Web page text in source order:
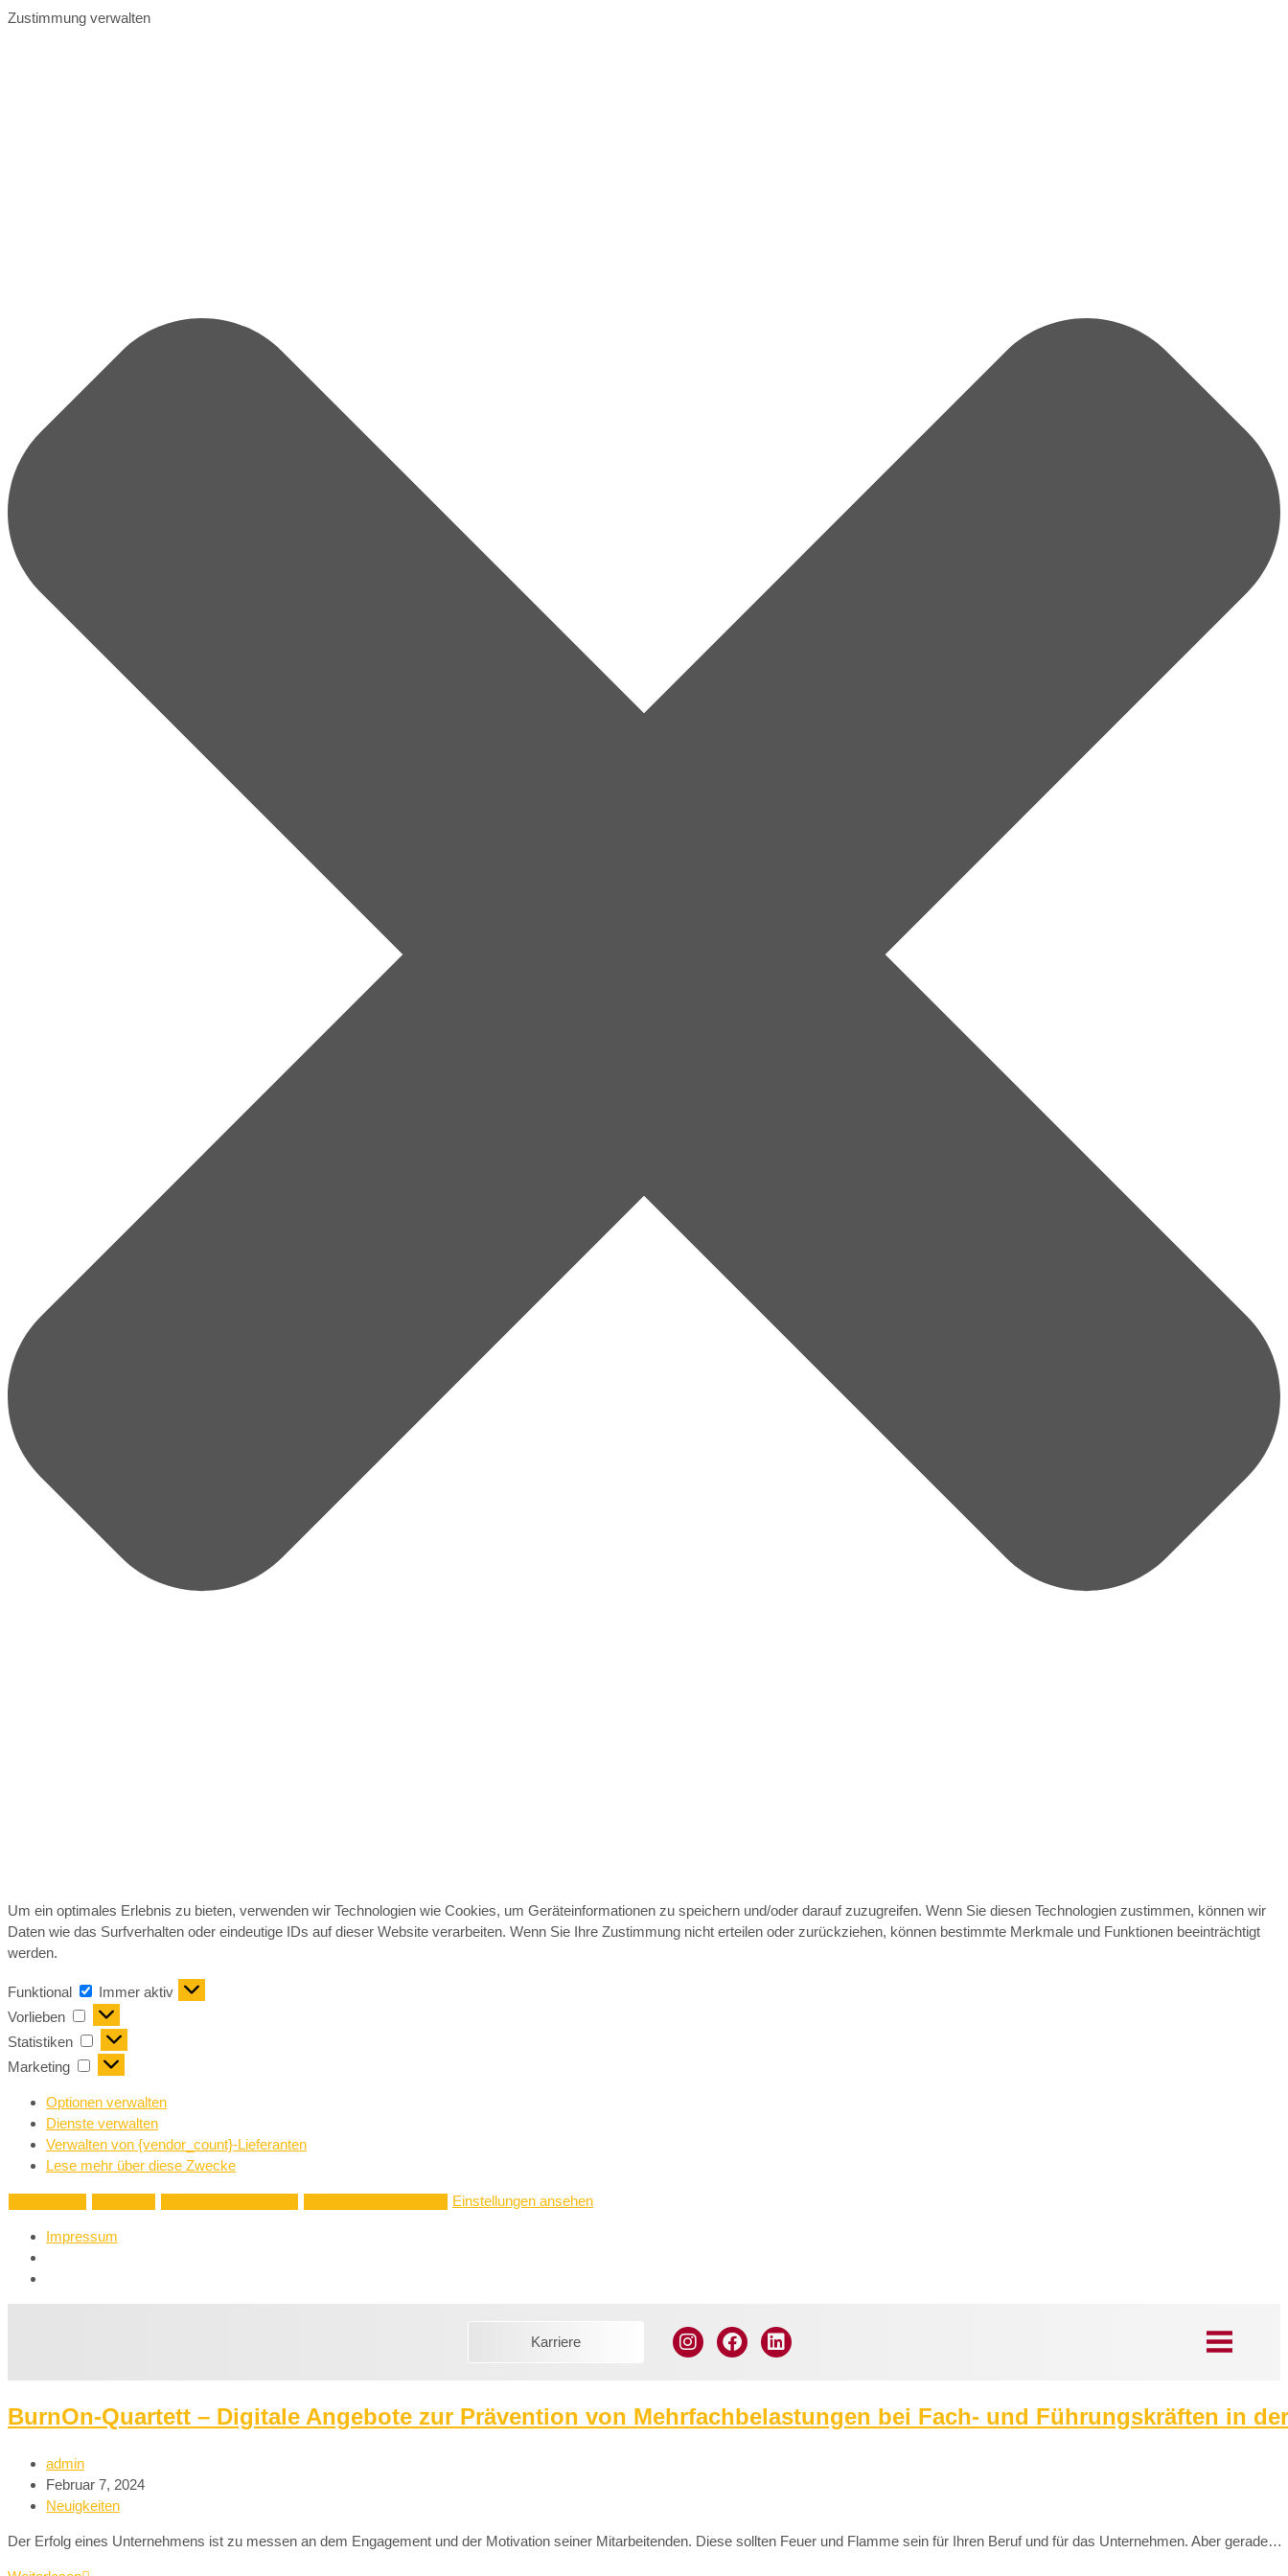
Zustimmung verwalten
Um ein optimales Erlebnis zu bieten, verwenden wir Technologien wie Cookies, um Geräteinformationen zu speichern und/oder darauf zuzugreifen. Wenn Sie diesen Technologien zustimmen, können wir
Daten wie das Surfverhalten oder eindeutige IDs auf dieser Website verarbeiten. Wenn Sie Ihre Zustimmung nicht erteilen oder zurückziehen, können bestimmte Merkmale und Funktionen beeinträchtigt
werden.
Funktional
Immer aktiv
Vorlieben
Statistiken
Marketing
Optionen verwalten
Dienste verwalten
Verwalten von {vendor_count}-Lieferanten
Lese mehr über diese Zwecke
Einstellungen ansehen
Impressum
Karriere
BurnOn-Quartett – Digitale Angebote zur Prävention von Mehrfachbelastungen bei Fach- und Führungskräften in
admin
Februar 7, 2024
Neuigkeiten
Der Erfolg eines Unternehmens ist zu messen an dem Engagement und der Motivation seiner Mitarbeitenden. Diese sollten Feuer und Flamme sein für Ihren Beruf und für das Unternehmen. Aber gerade…